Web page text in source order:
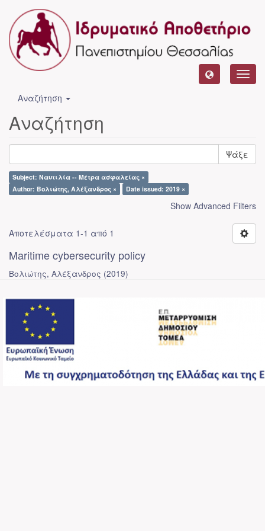
Αναζήτηση
Αναζήτηση
Ψάξε
Subject: Ναυτιλία -- Μέτρα ασφαλείας ×
Author: Βολιώτης, Αλέξανδρος ×
Date issued: 2019 ×
Show Advanced Filters
Αποτελέσματα 1-1 από 1
Maritime cybersecurity policy
Βολιώτης, Αλέξανδρος (2019)